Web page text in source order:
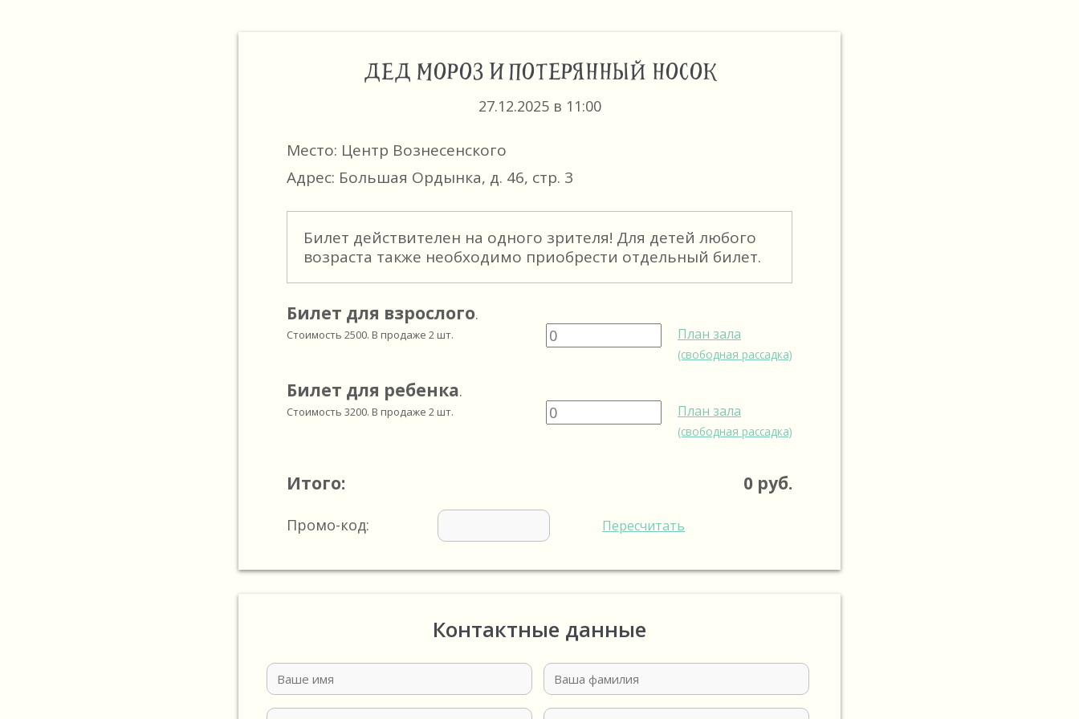
ДЕД МОРОЗ И ПОТЕРЯННЫЙ НОСОК
27.12.2025 в 11:00
Место: Центр Вознесенского
Адрес: Большая Ордынка, д. 46, стр. 3
Билет действителен на одного зрителя! Для детей любого
возраста также необходимо приобрести отдельный билет.
Билет для взрослого.
Стоимость 2500. В продаже 2 шт. План зала
(свободная рассадка)
Билет для ребенка.
Стоимость 3200. В продаже 2 шт. План зала
(свободная рассадка)
Итого: 0 руб.
Промо-код: Пересчитать
Контактные данные